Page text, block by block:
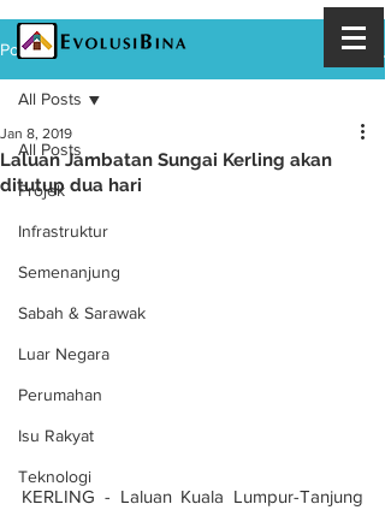
Post
All Posts
Projek
Infrastruktur
Semenanjung
Sabah & Sarawak
Luar Negara
Perumahan
Isu Rakyat
Teknologi
All Posts
Laluan Jambatan Sungai Kerling akan
ditutup dua hari
Jan 8, 2019
KERLING - Laluan Kuala Lumpur-Tanjung